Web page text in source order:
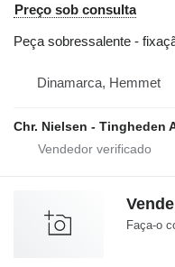
Preço sob consulta
Peça sobressalente -
Dinamarca, Hemmet
Chr. Nielsen - Tingheden
Faça-o